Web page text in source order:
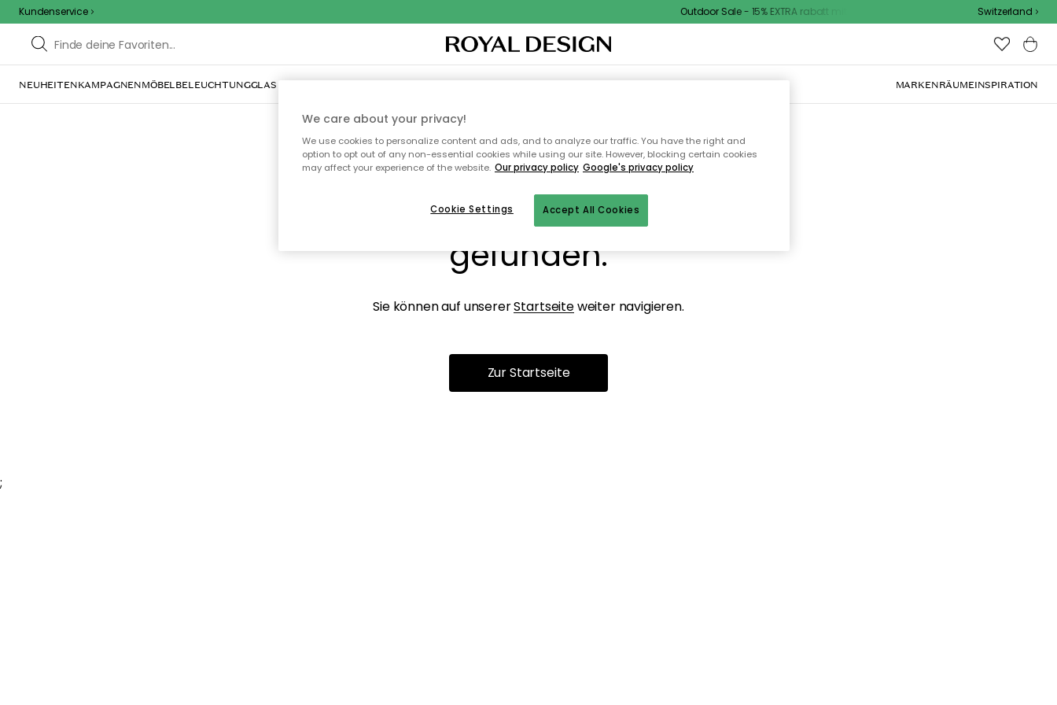
Kundenservice Outdoor Sale - 15% EXTRA rabatt mit code Switzerland
NEUHEITENKAMPAGNENMÖBELBELEUCHTUNGGLAS & GESCHIRRINNENEINRICHTUNGTEXTILIEN & TEPPICHEKÜCHEAUFBEWAHRUNGOUTDOOR-MÖBEL MARKENRÄUMEINSPIRATION
Ooops, die Seite wurde nicht
gefunden.
Sie können auf unsererStartseiteweiter navigieren.
Zur Startseite
;
We care about your privacy!
We use cookies to personalize content and ads, and to analyze our traffic. You have the right and
option to opt out of any non-essential cookies while using our site. However, blocking certain cookies
may affect your experience of the website. Our privacy policy Google's privacy policy
Accept All Cookies
Cookie Settings